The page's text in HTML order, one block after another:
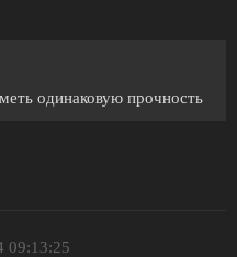
одинаковую прочность
09:13:25